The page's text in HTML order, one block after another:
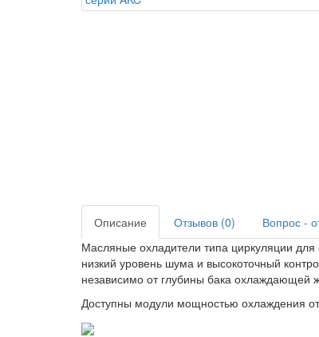
Описание Отзывов (0)
Вопрос -
Масляные охладители типа циркуляции
низкий уровень шума и высокоточный
независимо от глубины бака охлаждающей
Доступны модули мощностью охлаждения